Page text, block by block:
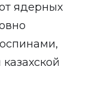
ядерных